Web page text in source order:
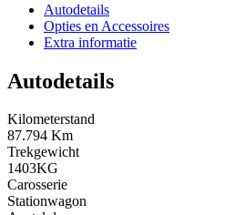
Autodetails
Opties en Accessoires
Extra informatie
Autodetails
Kilometerstand
87.794 Km
Trekgewicht
1403KG
Carosserie
Stationwagon